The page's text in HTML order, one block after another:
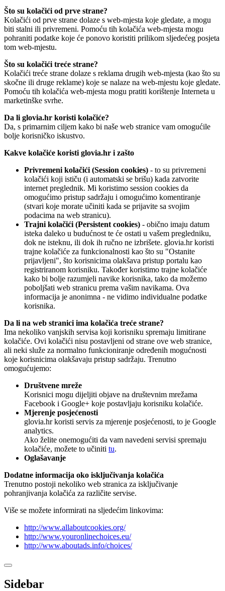
Što su kolačići od prve strane?
Kolačići od prve strane dolaze s web-mjesta koje gledate, a mogu
biti stalni ili privremeni. Pomoću tih kolačića web-mjesta mogu
pohraniti podatke koje će ponovo koristiti prilikom sljedećeg posjeta
tom web-mjestu.
Što su kolačići treće strane?
Kolačići treće strane dolaze s reklama drugih web-mjesta (kao što su
skočne ili druge reklame) koje se nalaze na web-mjestu koje gledate.
Pomoću tih kolačića web-mjesta mogu pratiti korištenje Interneta u
marketinške svrhe.
Da li glovia.hr koristi kolačiće?
Da, s primarnim ciljem kako bi naše web stranice vam omogućile
bolje korisničko iskustvo.
Kakve kolačiće koristi glovia.hr i zašto
Privremeni kolačići (Session cookies) - to su privremeni
kolačići koji ističu (i automatski se brišu) kada zatvorite
internet preglednik. Mi koristimo session cookies da
omogućimo pristup sadržaju i omogućimo komentiranje
(stvari koje morate učiniti kada se prijavite sa svojim
podacima na web stranicu).
Trajni kolačići (Persistent cookies) - obično imaju datum
isteka daleko u budućnost te će ostati u vašem pregledniku,
dok ne isteknu, ili dok ih ručno ne izbrišete. glovia.hr koristi
trajne kolačiće za funkcionalnosti kao što su "Ostanite
prijavljeni", što korisnicima olakšava pristup portalu kao
registriranom korisniku. Također koristimo trajne kolačiće
kako bi bolje razumjeli navike korisnika, tako da možemo
poboljšati web stranicu prema vašim navikama. Ova
informacija je anonimna - ne vidimo individualne podatke
korisnika.
Da li na web stranici ima kolačića treće strane?
Ima nekoliko vanjskih servisa koji korisniku spremaju limitirane
kolačiće. Ovi kolačići nisu postavljeni od strane ove web stranice,
ali neki služe za normalno funkcioniranje određenih mogućnosti
koje korisnicima olakšavaju pristup sadržaju. Trenutno
omogućujemo:
Društvene mreže
Korisnici mogu dijeljiti objave na društevnim mrežama
Facebook i Google+ koje postavljaju korisniku kolačiće.
Mjerenje posjećenosti
glovia.hr koristi servis za mjerenje posjećenosti, to je Google
analytics.
Ako želite onemogućiti da vam navedeni servisi spremaju
kolačiće, možete to učiniti tu.
Oglašavanje
Dodatne informacija oko isključivanja kolačića
Trenutno postoji nekoliko web stranica za isključivanje
pohranjivanja kolačića za različite servise.
Više se možete informirati na sljedećim linkovima:
http://www.allaboutcookies.org/
http://www.youronlinechoices.eu/
http://www.aboutads.info/choices/
Sidebar